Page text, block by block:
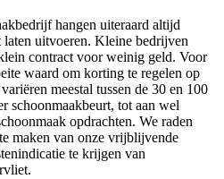
hangen uiteraard altijd
laten uitvoeren. Kleine bedrijven
contract voor weinig geld. Voor
waard om korting te regelen op
meestal tussen de 30 en 100
schoonmaakbeurt, tot aan wel
opdrachten. We raden
maken van onze vrijblijvende
te krijgen van